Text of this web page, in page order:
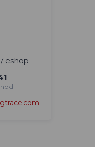
eshop
hod